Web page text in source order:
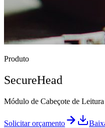
Produto
SecureHead
Módulo de Cabeçote de
Solicitar orçamento